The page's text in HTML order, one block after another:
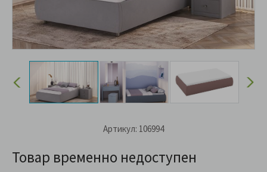
Артикул: 106994
Товар временно недоступен